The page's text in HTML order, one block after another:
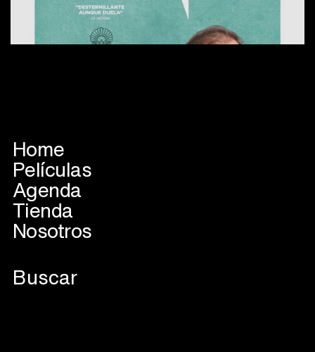
Home
Películas
Agenda
Tienda
Nosotros